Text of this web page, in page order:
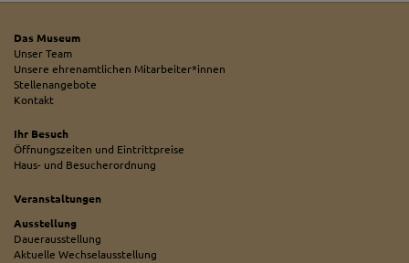
Das Museum
Unser Team
Unsere ehrenamtlichen Mitarbeiter*innen
Stellenangebote
Kontakt
Ihr Besuch
Öffnungszeiten und Eintrittpreise
Haus- und Besucherordnung
Veranstaltungen
Ausstellung
Dauerausstellung
Aktuelle Wechselausstellung